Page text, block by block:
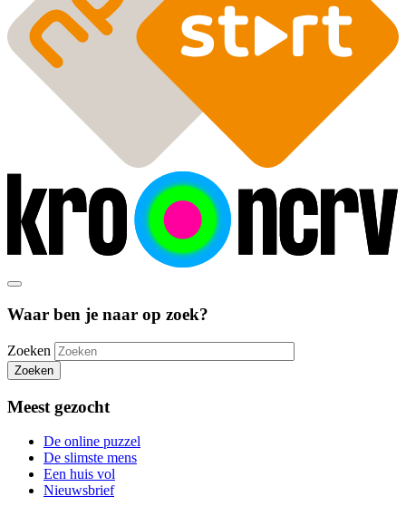
Waar ben je naar op zoek?
Zoeken
Zoeken
Meest gezocht
De online puzzel
De slimste mens
Een huis vol
Nieuwsbrief